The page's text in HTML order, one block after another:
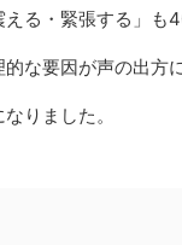
える・緊張する」も
な要因が声の出方
りました。